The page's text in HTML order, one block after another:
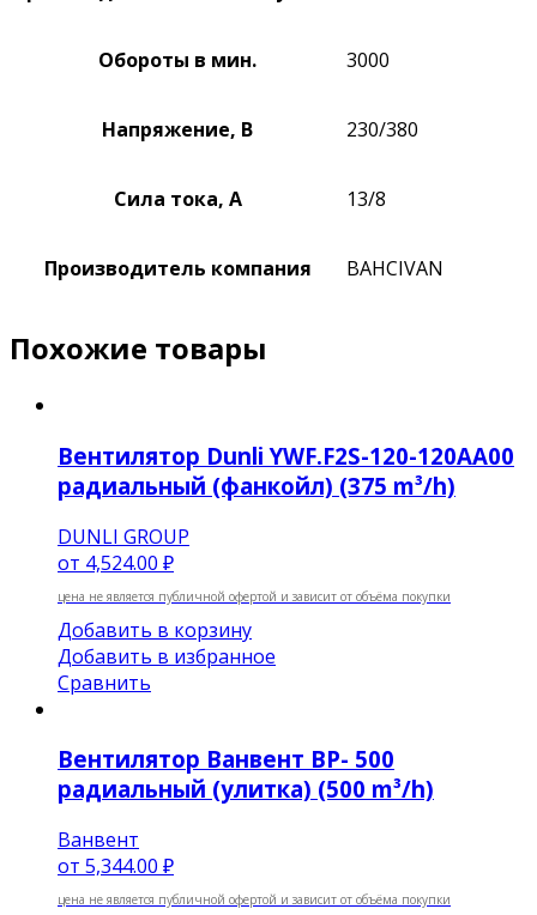
Обороты в мин. 3000
Напряжение, В 230/380
Сила тока, А 13/8
Производитель компания BAHCIVAN
Похожие товары
Вентилятор Dunli YWF.F2S-120-120AA00
радиальный (фанкойл) (375 m³/h)
DUNLI GROUP
от 4,524.00 ₽
цена не является публичной офертой и зависит от объёма покупки
Добавить в корзину
Добавить в избранное
Сравнить
Вентилятор Ванвент BP- 500
радиальный (улитка) (500 m³/h)
Ванвент
от 5,344.00 ₽
цена не является публичной офертой и зависит от объёма покупки